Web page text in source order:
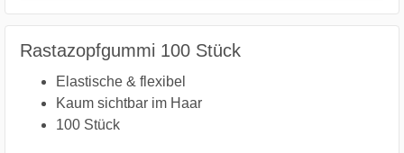
Rastazopfgummi 100 Stück
Elastische & flexibel
Kaum sichtbar im Haar
100 Stück